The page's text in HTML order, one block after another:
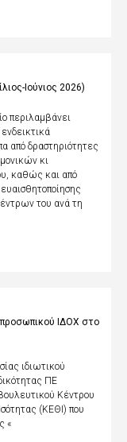
Ιούνιος 2026)
περιλαμβάνει
από δραστηριότητες
κι
καθώς και από
του ανά τη
ΙΔΟΧ στο
ιδιωτικού
ΠΕ
Κέντρου
(ΚΕΘΙ) που
«